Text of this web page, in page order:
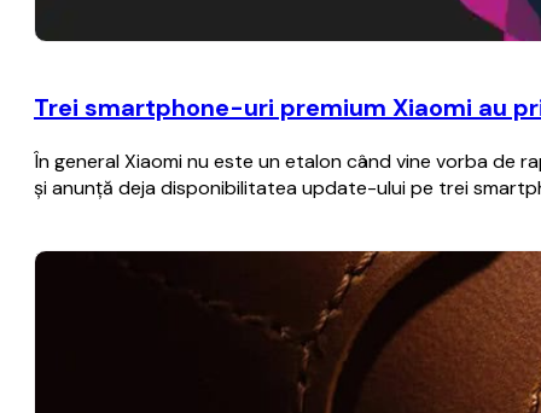
Trei smartphone-uri premium Xiaomi au
În general Xiaomi nu este un etalon când vine vorba de
şi anunţă deja disponibilitatea update-ului pe trei